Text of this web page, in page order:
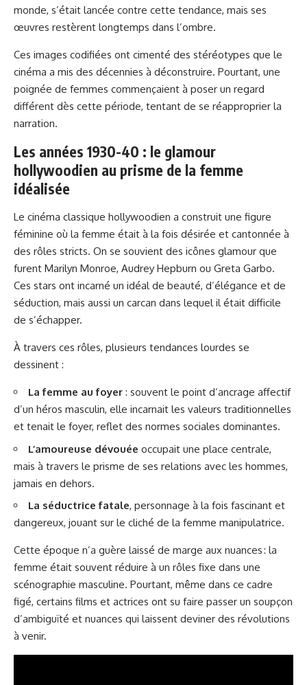
monde, s’était lancée contre cette tendance, mais ses
œuvres restèrent longtemps dans l’ombre.
Ces images codifiées ont cimenté des stéréotypes que le
cinéma a mis des décennies à déconstruire. Pourtant, une
poignée de femmes commençaient à poser un regard
différent dès cette période, tentant de se réapproprier la
narration.
Les années 1930-40 : le glamour
hollywoodien au prisme de la femme
idéalisée
Le cinéma classique hollywoodien a construit une figure
féminine où la femme était à la fois désirée et cantonnée à
des rôles stricts. On se souvient des icônes glamour que
furent Marilyn Monroe, Audrey Hepburn ou Greta Garbo.
Ces stars ont incarné un idéal de beauté, d’élégance et de
séduction, mais aussi un carcan dans lequel il était difficile
de s’échapper.
À travers ces rôles, plusieurs tendances lourdes se
dessinent :
La femme au foyer : souvent le point d’ancrage affectif
d’un héros masculin, elle incarnait les valeurs traditionnelles
et tenait le foyer, reflet des normes sociales dominantes.
L’amoureuse dévouée occupait une place centrale,
mais à travers le prisme de ses relations avec les hommes,
jamais en dehors.
La séductrice fatale, personnage à la fois fascinant et
dangereux, jouant sur le cliché de la femme manipulatrice.
Cette époque n’a guère laissé de marge aux nuances : la
femme était souvent réduire à un rôles fixe dans une
scénographie masculine. Pourtant, même dans ce cadre
figé, certains films et actrices ont su faire passer un soupçon
d’ambiguïté et nuances qui laissent deviner des révolutions
à venir.